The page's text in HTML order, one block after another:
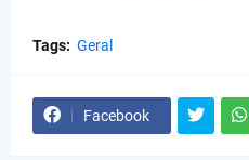
Tags: Geral
Facebook